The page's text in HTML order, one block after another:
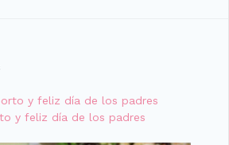
y feliz día de los padres